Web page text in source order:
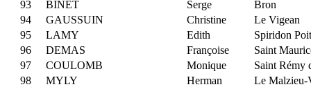
93
BINET Serge
Bron
94
GAUSSUIN Christine
Le Vigean
95
LAMY Edith
Spiridon
96
DEMAS Françoise
Saint
97
COULOMB Monique
Saint Rémy
98
MYLY Herman
Le Malzieu-